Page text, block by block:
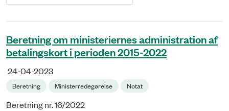
Beretning om ministeriernes administration af
betalingskort i perioden 2015-2022
24-04-2023
Beretning Ministerredegørelse Notat
Beretning nr. 16/2022